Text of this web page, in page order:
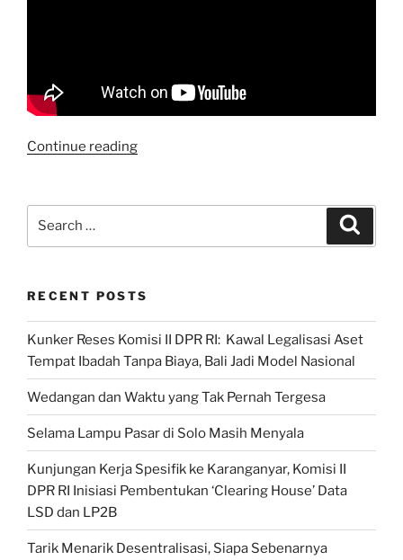
Continue reading“Tampil
Ilyas
2024:
Bukan
untuk
Menjegal
Anies”
RECENT POSTS
Kunker Reses Komisi II DPR RI: Kawal Legalisasi Aset
Tempat Ibadah Tanpa Biaya, Bali Jadi Model Nasional
Wedangan dan Waktu yang Tak Pernah Tergesa
Selama Lampu Pasar di Solo Masih Menyala
Kunjungan Kerja Spesifik ke Karanganyar, Komisi II
DPR RI Inisiasi Pembentukan ‘Clearing House’ Data
LSD dan LP2B
Tarik Menarik Desentralisasi, Siapa Sebenarnya